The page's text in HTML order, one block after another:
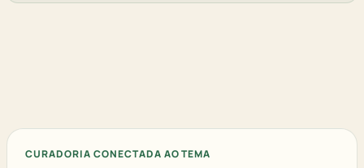
CURADORIA CONECTADA AO TEMA